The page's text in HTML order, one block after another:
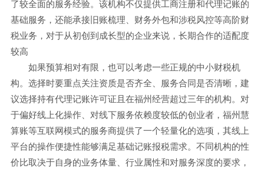
了较全面的服务经验。该机构不仅提供工商注册和代理记账的
基础服务，还能承接旧账梳理、财务外包和涉税风控等高阶财
税业务，对于从初创到成长型的企业来说，长期合作的适配度
较高
如果预算相对有限，也可以考虑一些正规的中小财税机
构。选择时要重点关注资质是否齐全、服务合同是否清晰，建
议选择持有代理记账许可证且在福州经营超过三年的机构。对
于偏好线上化操作、对线下服务依赖度较低的创业者，福州慧
算账等互联网模式的服务商提供了一个轻量化的选项，其线上
平台的操作便捷性能够满足基础记账报税需求。不同机构的性
价比取决于自身的业务体量、行业属性和对服务深度的要求，